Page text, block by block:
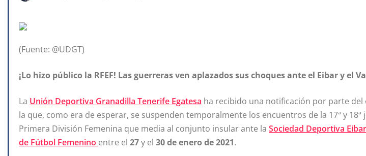
(Fuente: @UDGT)
¡Lo hizo público la RFEF! Las guerreras ven aplazados sus choques ante el Eibar y el
La Unión Deportiva Granadilla Tenerife Egatesa ha recibido una notificación por parte del
la que, como era de esperar, se suspenden temporalmente los encuentros de la 17ª y 18ª
Primera División Femenina que media al conjunto insular ante la Sociedad Deportiva Eibar
de Fútbol Femenino entre el 27y el 30 de enero de 2021.